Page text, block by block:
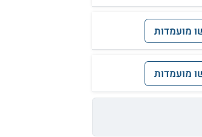
מועמדות
מועמדות